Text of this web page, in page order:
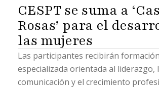
CESPT se suma a
Rosas’ para el
las mujeres
Las participantes recibirán formación
especializada orientada al liderazgo,
comunicación y el crecimiento